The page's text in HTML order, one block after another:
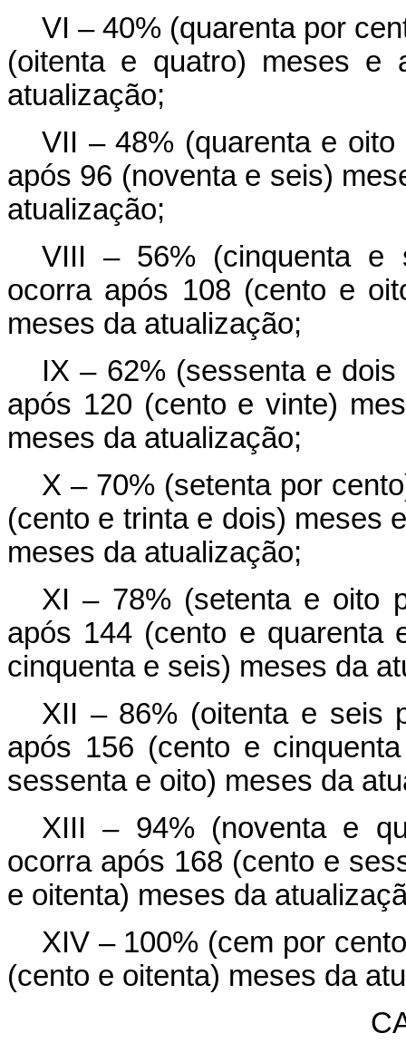
VI – 40% (quarenta por
(oitenta e quatro) meses e
atualização;
VII – 48% (quarenta e
após 96 (noventa e seis)
atualização;
VIII – 56% (cinquenta e
ocorra após 108 (cento e
meses da atualização;
IX – 62% (sessenta e
após 120 (cento e vinte)
meses da atualização;
X – 70% (setenta por
(cento e trinta e dois) meses
meses da atualização;
XI – 78% (setenta e oito
após 144 (cento e quarenta
cinquenta e seis) meses da
XII – 86% (oitenta e seis
após 156 (cento e
sessenta e oito) meses da
XIII – 94% (noventa e
ocorra após 168 (cento e
e oitenta) meses da
XIV – 100% (cem por
(cento e oitenta) meses da